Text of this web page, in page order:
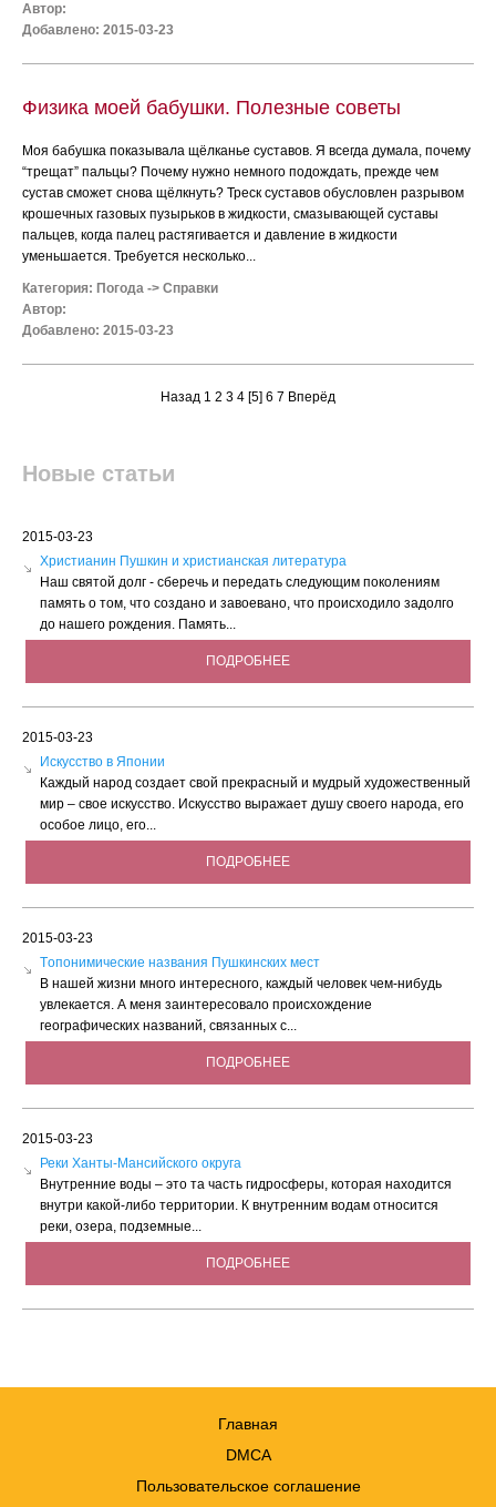
Автор:
Добавлено: 2015-03-23
Физика моей бабушки. Полезные советы
Моя бабушка показывала щёлканье суставов. Я всегда думала, почему
“трещат” пальцы? Почему нужно немного подождать, прежде чем
сустав сможет снова щёлкнуть? Треск суставов обусловлен разрывом
крошечных газовых пузырьков в жидкости, смазывающей суставы
пальцев, когда палец растягивается и давление в жидкости
уменьшается. Требуется несколько...
Категория: Погода -> Справки
Автор:
Добавлено: 2015-03-23
Назад 1 2 3 4 [5] 6 7 Вперёд
Новые статьи
2015-03-23
Христианин Пушкин и христианская литература
Наш святой долг - сберечь и передать следующим поколениям
память о том, что создано и завоевано, что происходило задолго
до нашего рождения. Память...
ПОДРОБНЕЕ
2015-03-23
Искусство в Японии
Каждый народ создает свой прекрасный и мудрый художественный
мир – свое искусство. Искусство выражает душу своего народа, его
особое лицо, его...
ПОДРОБНЕЕ
2015-03-23
Tопонимические названия Пушкинских мест
В нашей жизни много интересного, каждый человек чем-нибудь
увлекается. А меня заинтересовало происхождение
географических названий, связанных с...
ПОДРОБНЕЕ
2015-03-23
Реки Ханты-Мансийского округа
Внутренние воды – это та часть гидросферы, которая находится
внутри какой-либо территории. К внутренним водам относится
реки, озера, подземные...
ПОДРОБНЕЕ
Главная
DMCA
Пользовательское соглашение